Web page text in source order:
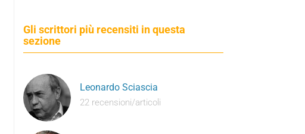
Gli scrittori più recensiti in questa
sezione
Leonardo Sciascia
22 recensioni/articoli